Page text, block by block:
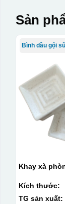
Sản
Bình dầu gội
Khay xà
Kích thước:
TG sản xuất: